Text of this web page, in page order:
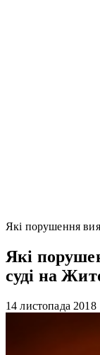
Які порушення
Які
суді на
14 листопада 2018